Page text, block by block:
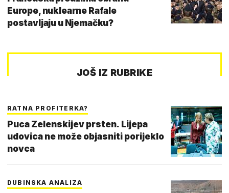
Europe, nuklearne Rafale
postavljaju u Njemačku?
JOŠ IZ RUBRIKE
RATNA PROFITERKA?
Puca Zelenskijev prsten. Lijepa
udovica ne može objasniti porijeklo
novca
DUBINSKA ANALIZA